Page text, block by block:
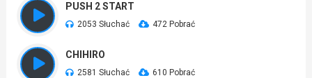
PUSH 2 START
2053 Słuchać 472 Pobrać
CHIHIRO
2581 Słuchać 610 Pobrać